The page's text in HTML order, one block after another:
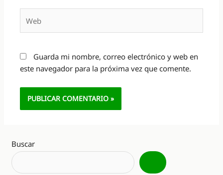
Guarda mi nombre, correo electrónico y web en
este navegador para la próxima vez que comente.
Buscar